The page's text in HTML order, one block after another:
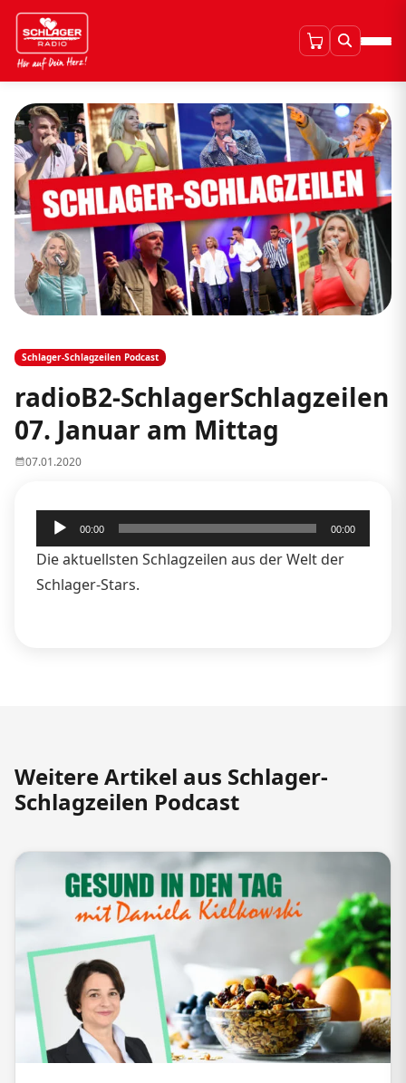
Schlager-Schlagzeilen Podcast
radioB2-SchlagerSchlagzeilen
07. Januar am Mittag
07.01.2020
Audio-
Player
00:00 00:00
Die aktuellsten Schlagzeilen aus der Welt der
Schlager-Stars.
Weitere Artikel aus Schlager-
Schlagzeilen Podcast